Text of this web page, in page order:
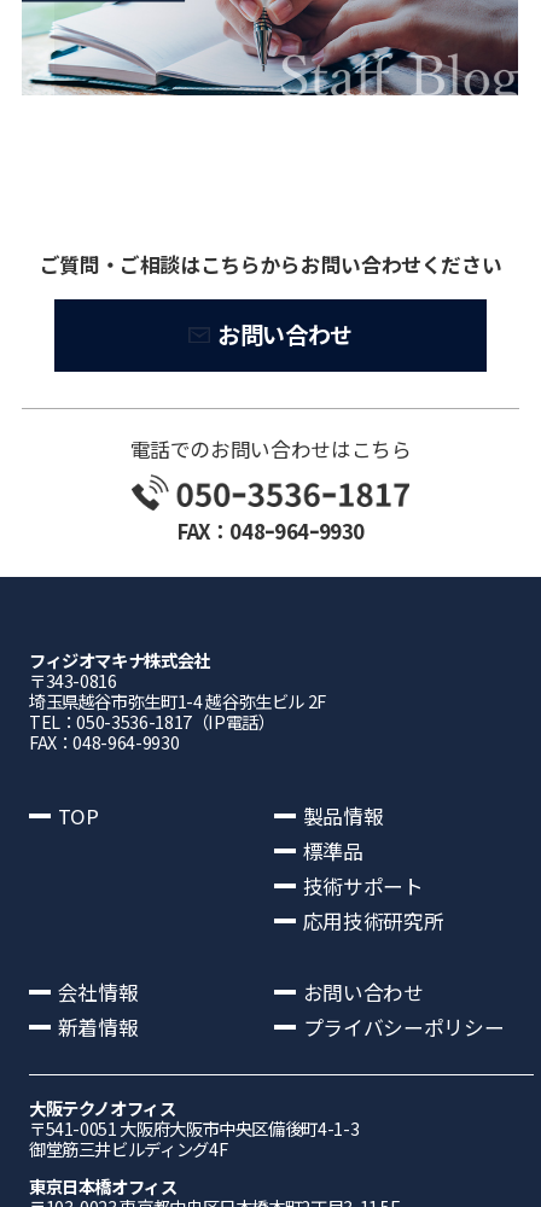
ご質問・ご相談はこちらからお問い合わせください
お問い合わせ
電話でのお問い合わせはこちら
FAX：048ｰ964ｰ9930
フィジオマキナ株式会社
〒343-0816
埼⽟県越⾕市弥⽣町1-4 越⾕弥⽣ビル 2F
TEL：050-3536-1817（IP電話）
FAX：048-964-9930
TOP
製品情報
標準品
技術サポート
応用技術研究所
会社情報
新着情報
お問い合わせ
プライバシーポリシー
大阪テクノオフィス
〒541-0051 ⼤阪府⼤阪市中央区備後町4-1-3
御堂筋三井ビルディング4F
東京日本橋オフィス